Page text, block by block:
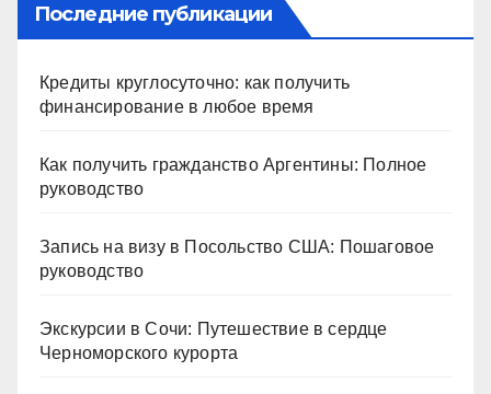
Последние публикации
Кредиты круглосуточно: как получить
финансирование в любое время
Как получить гражданство Аргентины: Полное
руководство
Запись на визу в Посольство США: Пошаговое
руководство
Экскурсии в Сочи: Путешествие в сердце
Черноморского курорта